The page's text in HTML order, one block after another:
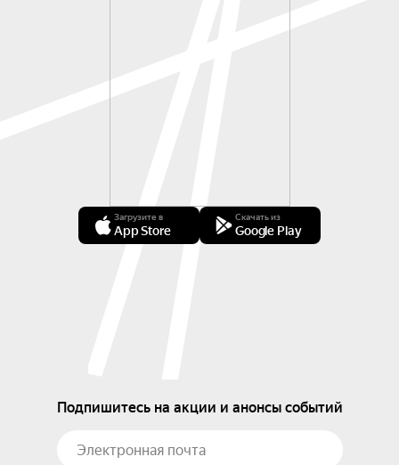
Загрузите в
App Store
Скачать из
Google Play
Подпишитесь на акции и анонсы событий